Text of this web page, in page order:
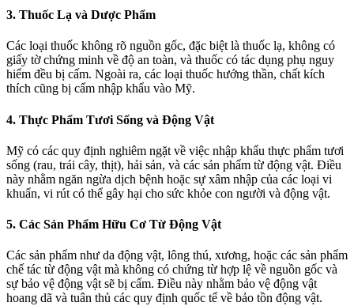
3. Thuốc Lạ và Dược Phẩm
Các loại thuốc không rõ nguồn gốc, đặc biệt là thuốc lạ, không có
giấy tờ chứng minh về độ an toàn, và thuốc có tác dụng phụ nguy
hiểm đều bị cấm. Ngoài ra, các loại thuốc hướng thần, chất kích
thích cũng bị cấm nhập khẩu vào Mỹ.
4. Thực Phẩm Tươi Sống và Động Vật
Mỹ có các quy định nghiêm ngặt về việc nhập khẩu thực phẩm tươi
sống (rau, trái cây, thịt), hải sản, và các sản phẩm từ động vật. Điều
này nhằm ngăn ngừa dịch bệnh hoặc sự xâm nhập của các loại vi
khuẩn, vi rút có thể gây hại cho sức khỏe con người và động vật.
5. Các Sản Phẩm Hữu Cơ Từ Động Vật
Các sản phẩm như da động vật, lông thú, xương, hoặc các sản phẩm
chế tác từ động vật mà không có chứng từ hợp lệ về nguồn gốc và
sự bảo vệ động vật sẽ bị cấm. Điều này nhằm bảo vệ động vật
hoang dã và tuân thủ các quy định quốc tế về bảo tồn động vật.